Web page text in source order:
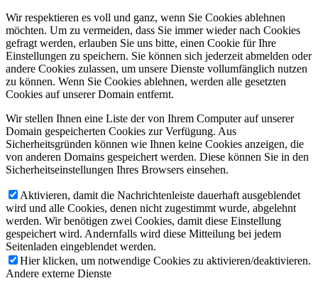
Wir respektieren es voll und ganz, wenn Sie Cookies ablehnen
möchten. Um zu vermeiden, dass Sie immer wieder nach Cookies
gefragt werden, erlauben Sie uns bitte, einen Cookie für Ihre
Einstellungen zu speichern. Sie können sich jederzeit abmelden oder
andere Cookies zulassen, um unsere Dienste vollumfänglich nutzen
zu können. Wenn Sie Cookies ablehnen, werden alle gesetzten
Cookies auf unserer Domain entfernt.
Wir stellen Ihnen eine Liste der von Ihrem Computer auf unserer
Domain gespeicherten Cookies zur Verfügung. Aus
Sicherheitsgründen können wie Ihnen keine Cookies anzeigen, die
von anderen Domains gespeichert werden. Diese können Sie in den
Sicherheitseinstellungen Ihres Browsers einsehen.
Aktivieren, damit die Nachrichtenleiste dauerhaft ausgeblendet
wird und alle Cookies, denen nicht zugestimmt wurde, abgelehnt
werden. Wir benötigen zwei Cookies, damit diese Einstellung
gespeichert wird. Andernfalls wird diese Mitteilung bei jedem
Seitenladen eingeblendet werden.
Hier klicken, um notwendige Cookies zu aktivieren/deaktivieren.
Andere externe Dienste